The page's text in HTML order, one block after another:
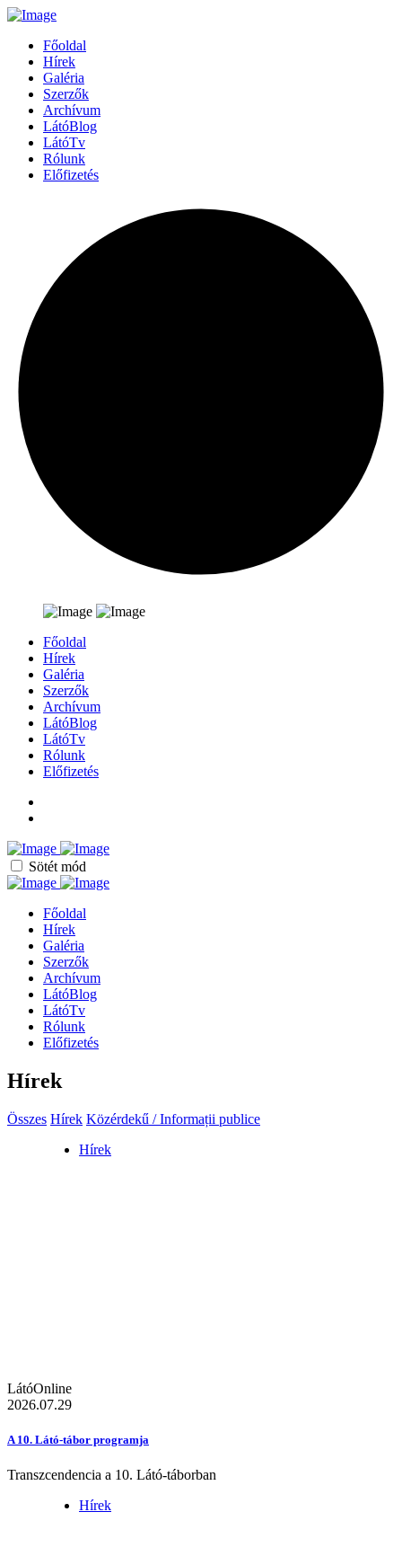
Főoldal
Hírek
Galéria
Szerzők
Archívum
LátóBlog
LátóTv
Rólunk
Előfizetés
Főoldal
Hírek
Galéria
Szerzők
Archívum
LátóBlog
LátóTv
Rólunk
Előfizetés
Sötét mód
Főoldal
Hírek
Galéria
Szerzők
Archívum
LátóBlog
LátóTv
Rólunk
Előfizetés
Hírek
Összes Hírek Közérdekű / Informații publice
Hírek
LátóOnline
2026.07.29
A 10. Látó-tábor programja
Transzcendencia a 10. Látó-táborban
Hírek